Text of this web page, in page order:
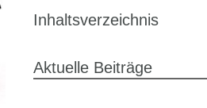
Inhaltsverzeichnis
Aktuelle Beiträge